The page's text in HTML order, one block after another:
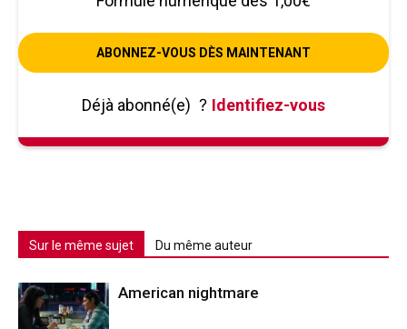
ABONNEZ-VOUS DÈS MAINTENANT
Déjà abonné(e) ? Identifiez-vous
Sur le même sujet Du même auteur
American nightmare